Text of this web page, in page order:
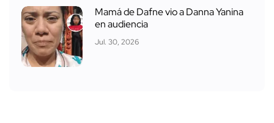
Mamá de Dafne vio a Danna Yanina
en audiencia
Jul. 30, 2026